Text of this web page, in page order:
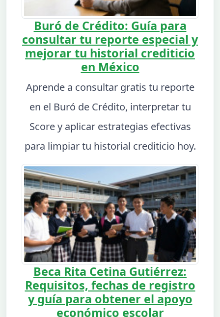
Buró de Crédito: Guía para
consultar tu reporte especial y
mejorar tu historial crediticio
en México
Aprende a consultar gratis tu reporte
en el Buró de Crédito, interpretar tu
Score y aplicar estrategias efectivas
para limpiar tu historial crediticio hoy.
Beca Rita Cetina Gutiérrez:
Requisitos, fechas de registro
y guía para obtener el apoyo
económico escolar